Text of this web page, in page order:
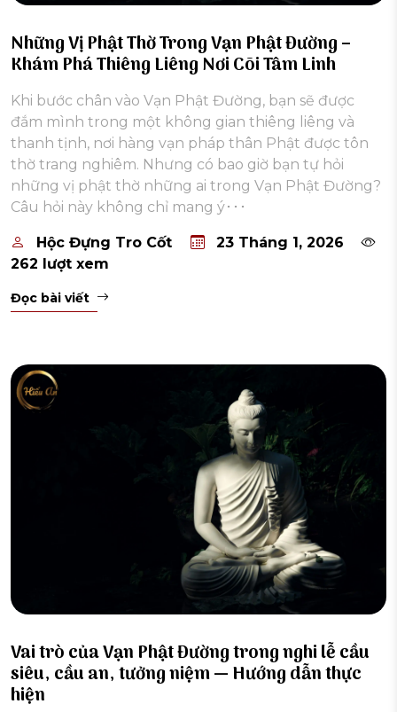
Những Vị Phật Thờ Trong Vạn Phật Đường –
Khám Phá Thiêng Liêng Nơi Cõi Tâm Linh
Khi bước chân vào Vạn Phật Đường, bạn sẽ được
đắm mình trong một không gian thiêng liêng và
thanh tịnh, nơi hàng vạn pháp thân Phật được tôn
thờ trang nghiêm. Nhưng có bao giờ bạn tự hỏi
những vị phật thờ những ai trong Vạn Phật Đường?
Câu hỏi này không chỉ mang ý･･･
Hộc Đựng Tro Cốt
23 Tháng 1, 2026
262 lượt xem
Đọc bài viết
Vai trò của Vạn Phật Đường trong nghi lễ cầu
siêu, cầu an, tưởng niệm — Hướng dẫn thực
hiện